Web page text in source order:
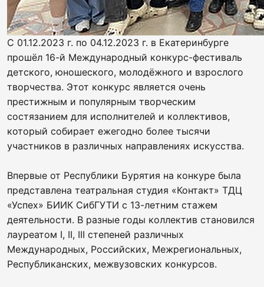
С 01.12.2023 г. по 04.12.2023 г. в Екатеринбурге
прошёл 16-й Международный конкурс-фестиваль
детского, юношеского, молодёжного и взрослого
творчества. Этот конкурс является очень
престижным и популярным творческим
состязанием для исполнителей и коллективов,
который собирает ежегодно более тысячи
участников в различных направлениях искусства.
Впервые от Республики Бурятия на конкуре была
представлена театральная студия «Контакт» ТДЦ
«Успех» БИИК СибГУТИ с 13-летним стажем
деятельности. В разные годы коллектив становился
лауреатом I, II, III степеней различных
Международных, Российских, Межрегиональных,
Республиканских, межвузовских конкурсов.